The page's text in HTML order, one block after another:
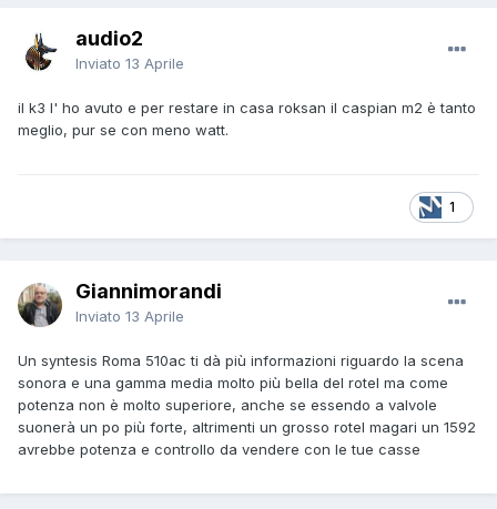
audio2
Inviato 13 Aprile
il k3 l' ho avuto e per restare in casa roksan il caspian m2 è tanto
meglio, pur se con meno watt.
1
Giannimorandi
Inviato 13 Aprile
Un syntesis Roma 510ac ti dà più informazioni riguardo la scena
sonora e una gamma media molto più bella del rotel ma come
potenza non è molto superiore, anche se essendo a valvole
suonerà un po più forte, altrimenti un grosso rotel magari un 1592
avrebbe potenza e controllo da vendere con le tue casse